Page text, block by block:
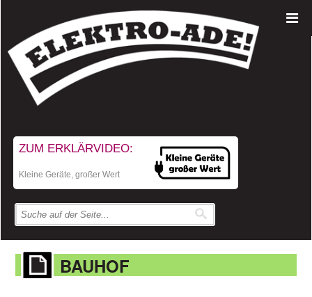
ZUM ERKLÄRVIDEO:
Kleine Geräte, großer Wert
BAUHOF